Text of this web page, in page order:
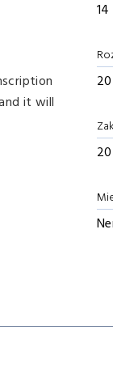
it will